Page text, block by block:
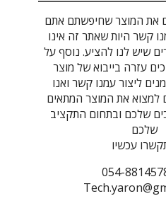
את המוצר שחיפשתם אתם
קשר היות שאתר זה אינו
שיש לנו להציע. נוסף על
עזרה בייבוא של מוצר
ליצור עמנו קשר ואנו
למצוא את המוצר המתאים
שלכם ובתחום התקציב
שלכם
עכשיו